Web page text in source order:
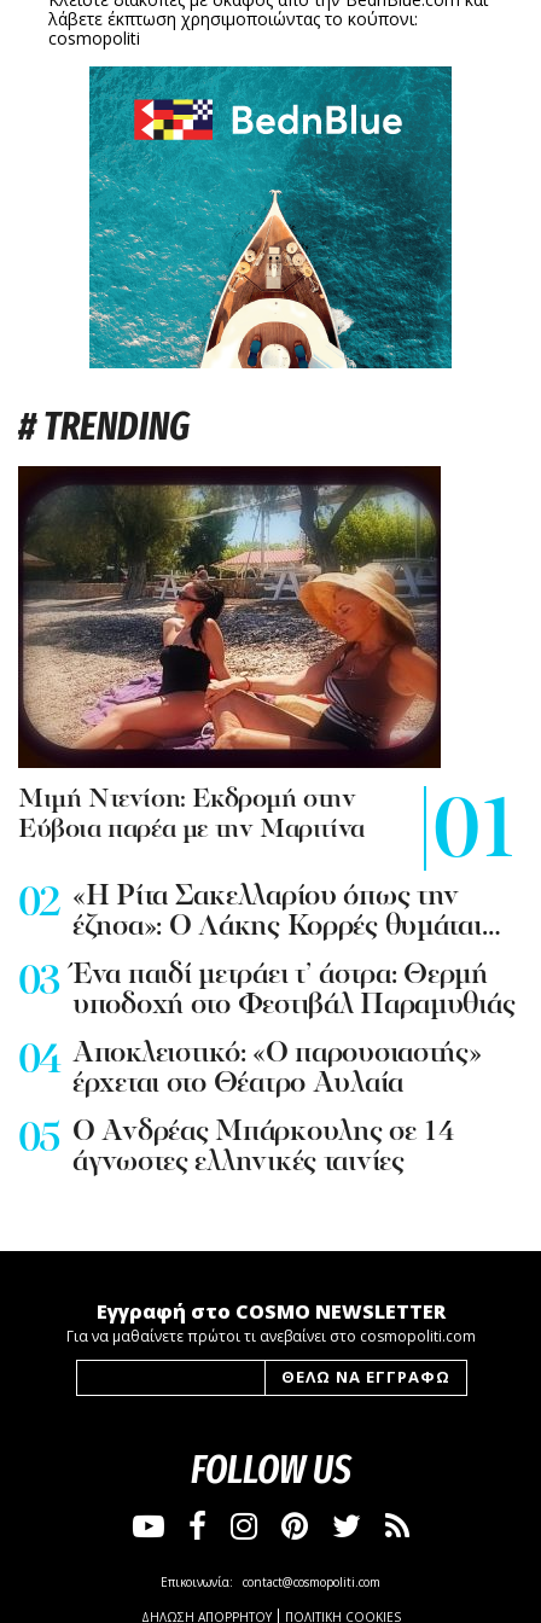
λάβετε έκπτωση χρησιμοποιώντας το κούπονι:
cosmopoliti
# TRENDING
Mιμή Ντενίση: Εκδρομή στην
Εύβοια παρέα με την Μαριτίνα
«Η Ρίτα Σακελλαρίου όπως την
έζησα»: Ο Λάκης Κορρές θυμάται…
Ένα παιδί μετράει τ’ άστρα: Θερμή
υποδοχή στο Φεστιβάλ Παραμυθιάς
Aποκλειστικό: «Ο παρουσιαστής»
έρχεται στο Θέατρο Αυλαία
Ο Ανδρέας Μπάρκουλης σε 14
άγνωστες ελληνικές ταινίες
Εγγραφή στο COSMO NEWSLETTER
Για να μαθαίνετε πρώτοι τι ανεβαίνει στο cosmopoliti.com
FOLLOW US
Επικοινωνία: contact@cosmopoliti.com
ΔΗΛΩΣΗ ΑΠΟΡΡΗΤΟΥ ΠΟΛΙΤΙΚΗ COOKIES